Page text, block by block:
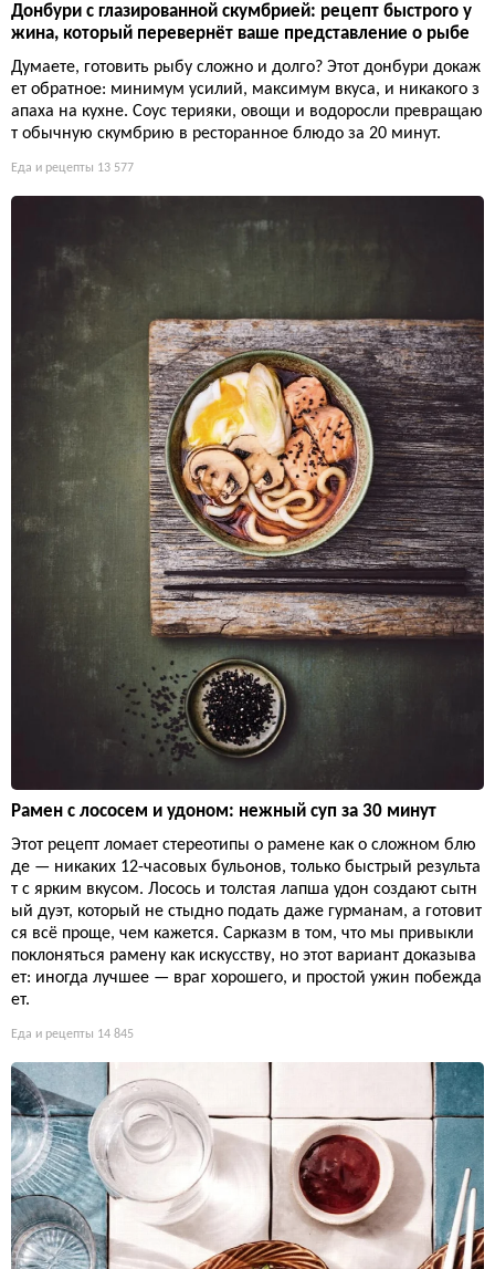
Донбури с глазированной скумбрией: рецепт быстрого у
жина, который перевернёт ваше представление о рыбе
Думаете, готовить рыбу сложно и долго? Этот донбури докаж
ет обратное: минимум усилий, максимум вкуса, и никакого з
апаха на кухне. Соус терияки, овощи и водоросли превращаю
т обычную скумбрию в ресторанное блюдо за 20 минут.
Еда и рецепты 13 577
Рамен с лососем и удоном: нежный суп за 30 минут
Этот рецепт ломает стереотипы о рамене как о сложном блю
де — никаких 12-часовых бульонов, только быстрый результа
т с ярким вкусом. Лосось и толстая лапша удон создают сытн
ый дуэт, который не стыдно подать даже гурманам, а готовит
ся всё проще, чем кажется. Сарказм в том, что мы привыкли
поклоняться рамену как искусству, но этот вариант доказыва
ет: иногда лучшее — враг хорошего, и простой ужин побежда
ет.
Еда и рецепты 14 845